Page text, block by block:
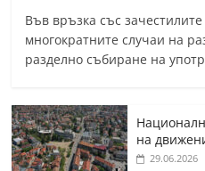
Във връзка със зачестилите
многократните случаи на
разделно събиране на
на
29.06.2026